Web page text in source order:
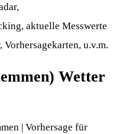
aktuelle Messwerte
u.v.m.
Wetter
| Vorhersage für